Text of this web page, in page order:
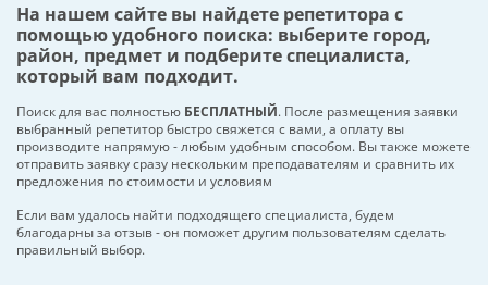
На нашем сайте вы найдете репетитора с
помощью удобного поиска: выберите город,
район, предмет и подберите специалиста,
который вам подходит.
Поиск для вас полностью БЕСПЛАТНЫЙ. После размещения заявки
выбранный репетитор быстро свяжется с вами, а оплату вы
производите напрямую - любым удобным способом. Вы также можете
отправить заявку сразу нескольким преподавателям и сравнить их
предложения по стоимости и условиям
Если вам удалось найти подходящего специалиста, будем
благодарны за отзыв - он поможет другим пользователям сделать
правильный выбор.